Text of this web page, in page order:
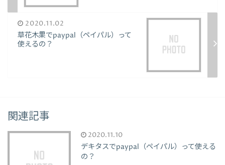
2020.11.02
草花木果でpaypal（ペイパル）って
使えるの？
関連記事
2020.11.10
デキタスでpaypal（ペイパル）って使える
の？